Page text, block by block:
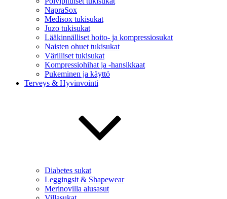
NapraSox
Medisox tukisukat
Juzo tukisukat
Lääkinnälliset hoito- ja kompressiosukat
Naisten ohuet tukisukat
Värilliset tukisukat
Kompressiohihat ja -hansikkaat
Pukeminen ja käyttö
Terveys & Hyvinvointi
Diabetes sukat
Leggingsit & Shapewear
Merinovilla alusasut